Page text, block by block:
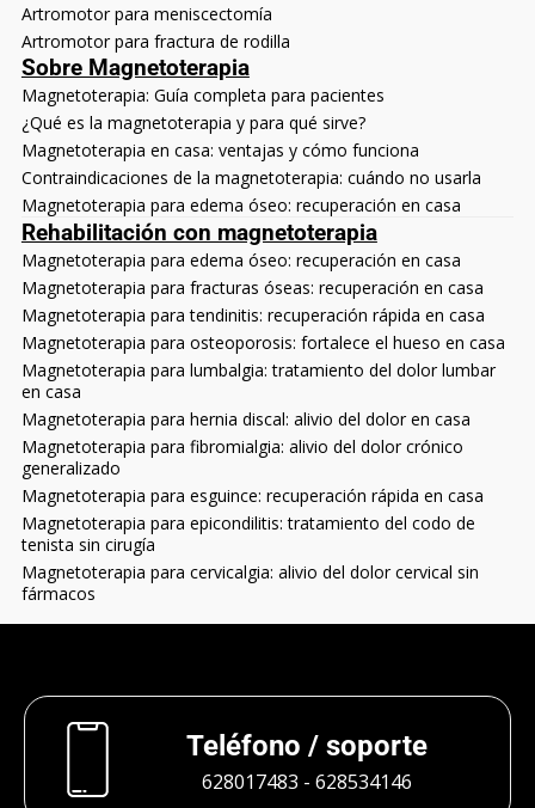
Artromotor para meniscectomía
Artromotor para fractura de rodilla
Sobre Magnetoterapia
Magnetoterapia: Guía completa para pacientes
¿Qué es la magnetoterapia y para qué sirve?
Magnetoterapia en casa: ventajas y cómo funciona
Contraindicaciones de la magnetoterapia: cuándo no usarla
Magnetoterapia para edema óseo: recuperación en casa
Rehabilitación con magnetoterapia
Magnetoterapia para edema óseo: recuperación en casa
Magnetoterapia para fracturas óseas: recuperación en casa
Magnetoterapia para tendinitis: recuperación rápida en casa
Magnetoterapia para osteoporosis: fortalece el hueso en casa
Magnetoterapia para lumbalgia: tratamiento del dolor lumbar
en casa
Magnetoterapia para hernia discal: alivio del dolor en casa
Magnetoterapia para fibromialgia: alivio del dolor crónico
generalizado
Magnetoterapia para esguince: recuperación rápida en casa
Magnetoterapia para epicondilitis: tratamiento del codo de
tenista sin cirugía
Magnetoterapia para cervicalgia: alivio del dolor cervical sin
fármacos
Teléfono / soporte
628017483 - 628534146